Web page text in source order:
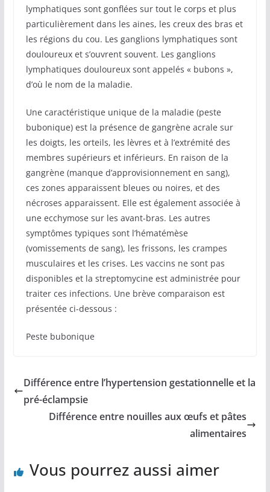
lymphatiques sont gonflées sur tout le corps et plus
particulièrement dans les aines, les creux des bras et
les régions du cou. Les ganglions lymphatiques sont
douloureux et s’ouvrent souvent. Les ganglions
lymphatiques douloureux sont appelés « bubons »,
d’où le nom de la maladie.
Une caractéristique unique de la maladie (peste
bubonique) est la présence de gangrène acrale sur
les doigts, les orteils, les lèvres et à l’extrémité des
membres supérieurs et inférieurs. En raison de la
gangrène (manque d’approvisionnement en sang),
ces zones apparaissent bleues ou noires, et des
nécroses apparaissent. Elle est également associée à
une ecchymose sur les avant-bras. Les autres
symptômes typiques sont l’hématémèse
(vomissements de sang), les frissons, les crampes
musculaires et les crises. Les vaccins ne sont pas
disponibles et la streptomycine est administrée pour
traiter ces infections. Une brève comparaison est
présentée ci-dessous :
Peste bubonique
Différence entre l’hypertension gestationnelle et la
pré-éclampsie
Différence entre nouilles aux œufs et pâtes
alimentaires
Vous pourrez aussi aimer